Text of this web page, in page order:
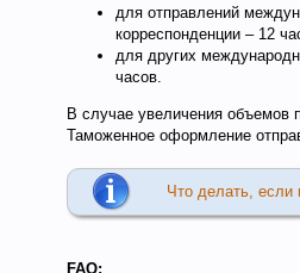
для отправлений
корреспонденции – 12
для других
часов.
В случае увеличения объемов
Таможенное оформление
Что делать, если
FAQ: